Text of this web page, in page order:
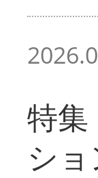
特
ショ